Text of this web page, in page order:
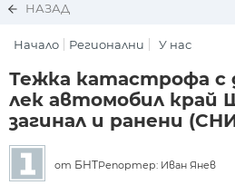
НАЗАД
Начало Регионални У нас
Тежка катастрофа с
лек автомобил край
загинал и ранени
от БНТРепортер: Иван Янев